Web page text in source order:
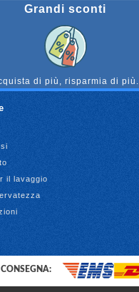
Grandi sconti
di più, risparmia di più.
il lavaggio